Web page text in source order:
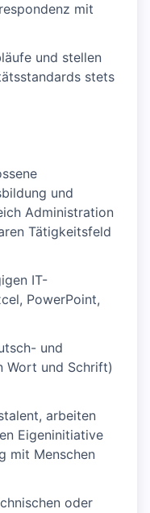
mit
und stellen
stets
und
Administration
Tätigkeitsfeld
IT-
PowerPoint,
und
Wort und Schrift)
arbeiten
Eigeninitiative
mit Menschen
oder